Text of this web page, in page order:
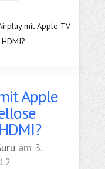
mit Apple TV –
Apple
am 3.